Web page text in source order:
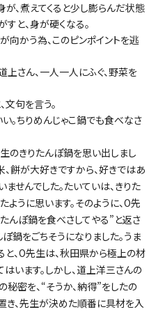
が、煮えてくると少し膨らんだ状態
すと、身が硬くなる。
向かう為、このピンポイントを逃
上さん、一人一人にふぐ、野菜を
文句を言う。
。ちりめんじゃこ鍋でも食べなさ
のきりたんぽ鍋を思い出しまし
、餅が大好きですから、好きではあ
せんでした。たいていは、きりた
うに思います。そのように、O先
んぽ鍋を食べさしてやる”と返さ
鍋をごちそうになりました。うま
と、O先生は、秋田県から極上の材
います。しかし、道上洋三さんの
秘密を、“そうか、納得”をしたの
き、先生が決めた順番に具材を入